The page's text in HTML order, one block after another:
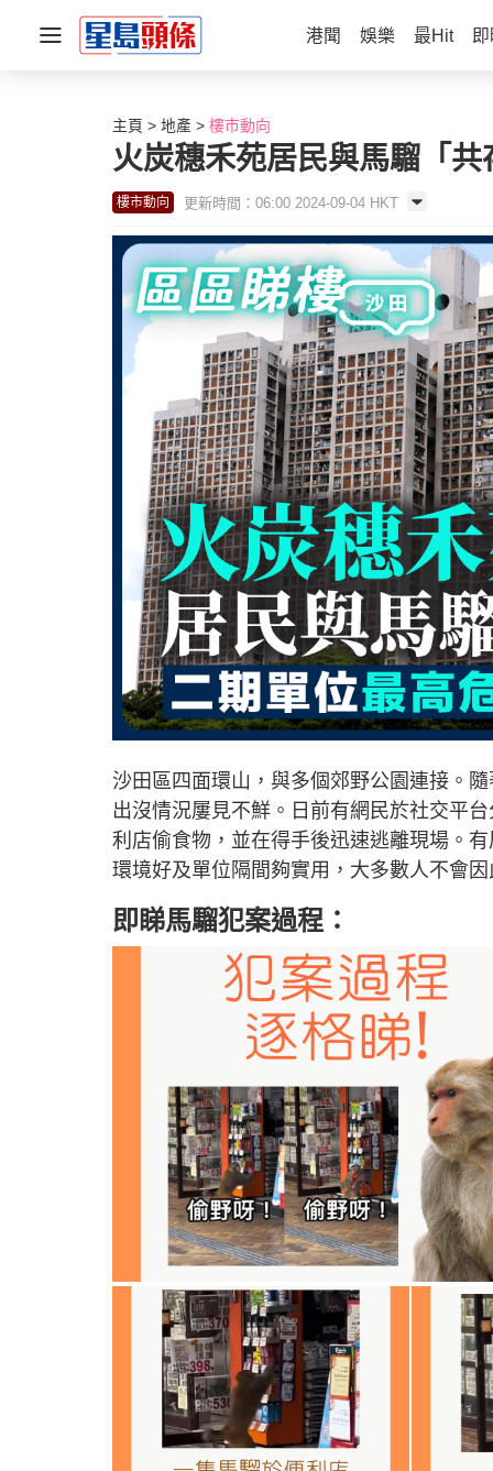
港聞 娛樂 最Hit
主頁 地產 樓市動向
火炭穗禾苑居民與馬騮「
樓市動向 更新時間：06:00 2024-09-04 HKT
沙田區四面環山，與多個郊野公園連接。
出沒情況屢見不鮮。日前有網民於社交平
利店偷食物，並在得手後迅速逃離現場。
環境好及單位隔間夠實用，大多數人不會
即睇馬騮犯案過程：